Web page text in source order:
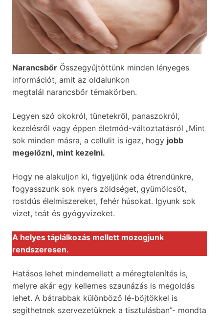
Narancsbőr Összegyűjtöttünk minden lényeges
információt, amit az oldalunkon
megtalál narancsbőr témakörben.
Legyen szó okokról, tünetekről, panaszokról,
kezelésről vagy éppen életmód-változtatásról „Mint
sok minden másra, a cellulit is igaz, hogy jobb
megelőzni, mint kezelni.
Hogy ne alakuljon ki, figyeljünk oda étrendünkre,
fogyasszunk sok nyers zöldséget, gyümölcsöt,
rostdús élelmiszereket, fehér húsokat. Igyunk sok
vizet, teát és gyógyvizeket.
A helyes táplálkozás mellett mozogjunk
rendszeresen.
Hatásos lehet mindemellett a méregtelenítés is,
melyre akár egy kellemes szaunázás is megoldás
lehet. A bátrabbak különböző lé-böjtökkel is
segíthetnek szervezetüknek a tisztulásban”- mondta